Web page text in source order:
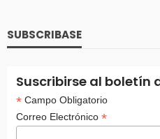
SUBSCRIBASE
Suscribirse al boletín
*Campo Obligatorio
Correo Electrónico *